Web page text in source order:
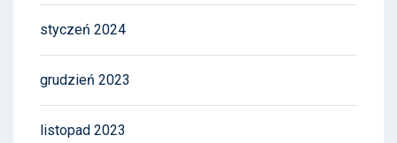
styczeń 2024
grudzień 2023
listopad 2023